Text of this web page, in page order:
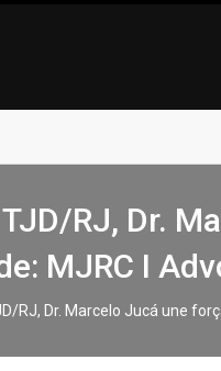
RJ, Dr.
MJRC I
RJ, Dr. Marcelo Jucá une